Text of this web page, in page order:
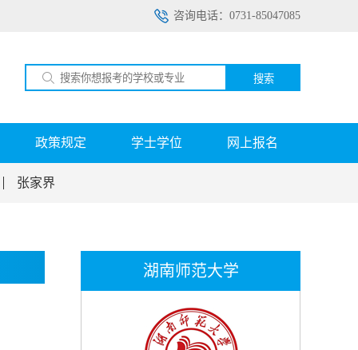
咨询电话：0731-85047085
搜索
政策规定 学士学位 网上报名
张家界
湖南师范大学